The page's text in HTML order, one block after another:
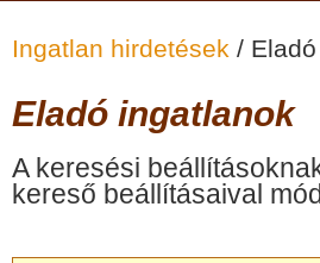
Ingatlan hirdetések /
Eladó ingatlanok
A keresési
kereső beállításaival